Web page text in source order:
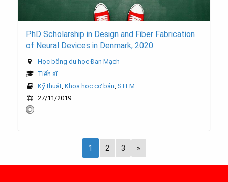
PhD Scholarship in Design and Fiber Fabrication
of Neural Devices in Denmark, 2020
Học bổng du học Đan Mạch
Tiến sĩ
Kỹ thuật, Khoa học cơ bản, STEM
27/11/2019
1 2 3 »